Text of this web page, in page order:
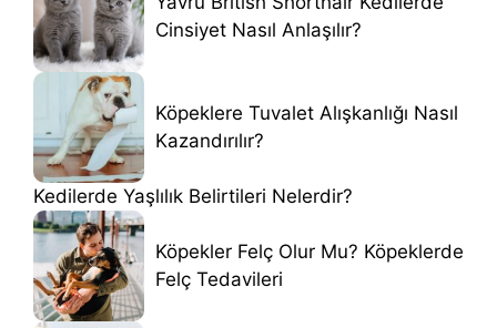
Cinsiyet Nasıl Anlaşılır?
Köpeklere Tuvalet Alışkanlığı Nasıl
Kazandırılır?
Kedilerde Yaşlılık Belirtileri Nelerdir?
Köpekler Felç Olur Mu? Köpeklerde
Felç Tedavileri